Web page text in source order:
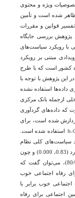
ویژه و محتوی
شده است و تأمین
قوانین و مقررات
پژوهش بررسی جایگاه
با رویکرد سیاست‌های
مبتنی بر رویکرد
کشور است که با طرح
در این پژوهش با توجه با
داده‌ها استفاده نشده
ازجمله بانک مرکزی
که داده‌های گردآوری
شده است، برای
fs/
استفاده شده است.
سیاست‌های کلی نظام
اداری در دولت‌های پس از انقلاب رابطه معنی‌دار وجود دارد (0.83، 0.000) و چون
نسبت مشاهده شده بزرگ‌تر از نسبت معیار است (80/0)، می‌توان گفت که
رفاه اجتماعی خوب
خوب برابر با
اجتماعی برای رفاه